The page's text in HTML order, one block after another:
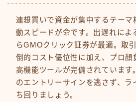
連想買いで資金が集中するテーマ
動スピードが命です。出遅れによ
らGMOクリック証券が最適。取
倒的コスト優位性に加え、プロ顔
高機能ツールが完備されています
のエントリーサインを逃さず、ラ
ち回りましょう。